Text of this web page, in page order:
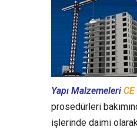
Yapı Malzemeleri
prosedürleri
işlerinde daimi